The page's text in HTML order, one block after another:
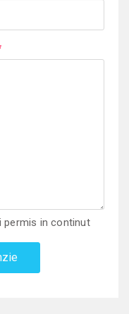
permis in continut